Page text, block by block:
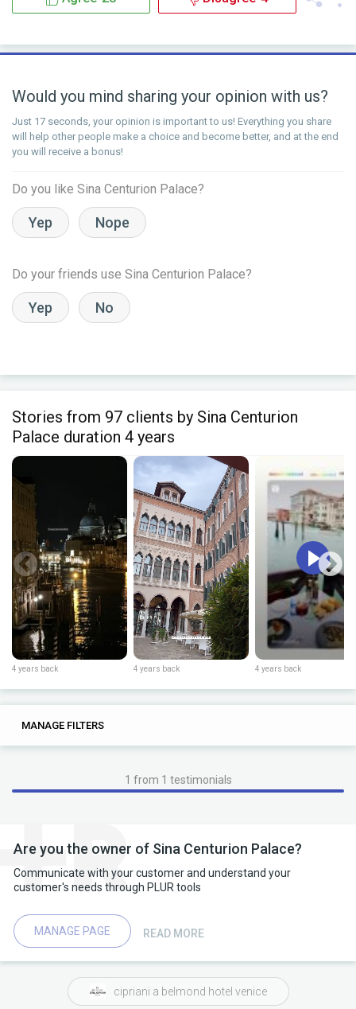
Would you mind sharing your opinion with us?
Just 17 seconds, your opinion is important to us! Everything you share
will help other people make a choice and become better, and at the end
you will receive a bonus!
Do you like Sina Centurion Palace?
Yep Nope
Do your friends use Sina Centurion Palace?
Yep No
Stories from 97 clients by Sina Centurion
Palace duration 4 years
4 years back 4 years back 4 years back
TAGS 0
MANAGE FILTERS
1 from 1 testimonials
Are you the owner of Sina Centurion Palace?
Communicate with your customer and understand your
customer's needs through PLUR tools
MANAGE PAGE READ MORE
cipriani a belmond hotel venice